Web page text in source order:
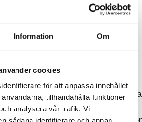
Information Om
cookies
för att anpassa innehållet
tillhandahålla funktioner
analysera vår trafik. Vi
sådana identifierare och annan
god sed.
Bilderna
får inte
Bildrättigheterna
tillhör